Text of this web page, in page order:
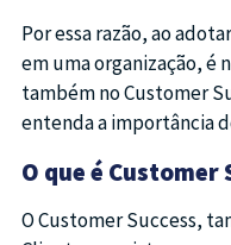
Por essa razão, ao
em uma organização, é
também no Customer
entenda a importância
O que é Customer
O Customer Success,